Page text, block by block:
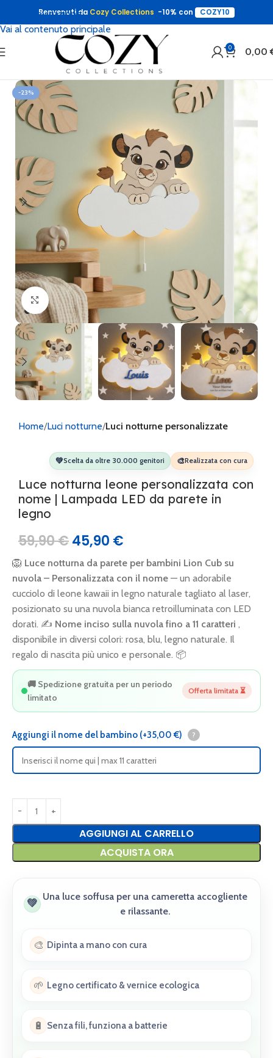
Vai alla navigazione
Vai al contenuto principale
Benvenuti da Cozy Collections -10% con COZY10
0 0,00
-23%
Clicca per ingrandire
Home Luci notturne Luci notturne personalizzate
💚Scelta da oltre 30.000 genitori 🎨Realizzata con cura
Luce notturna leone personalizzata con
nome | Lampada LED da parete in
legno
59,90€45,90 €
🦁 Luce notturna da parete per bambini Lion Cub su
nuvola – Personalizzata con il nome — un adorabile
cucciolo di leone kawaii in legno naturale tagliato al laser,
posizionato su una nuvola bianca retroilluminata con LED
dorati. ✍️ Nome inciso sulla nuvola fino a 11 caratteri ,
disponibile in diversi colori: rosa, blu, legno naturale. Il
regalo di nascita più unico e personale. 📦
🚚 Spedizione gratuita per un periodo
limitato
Offerta limitata ⏳
Aggiungi il nome del bambino (+35,00 €) ?
AGGIUNGI AL CARRELLO
ACQUISTA ORA
💚
Una luce soffusa per una cameretta accogliente
e rilassante.
🎨 Dipinta a mano con cura
🌱 Legno certificato & vernice ecologica
🔋 Senza fili, funziona a batterie